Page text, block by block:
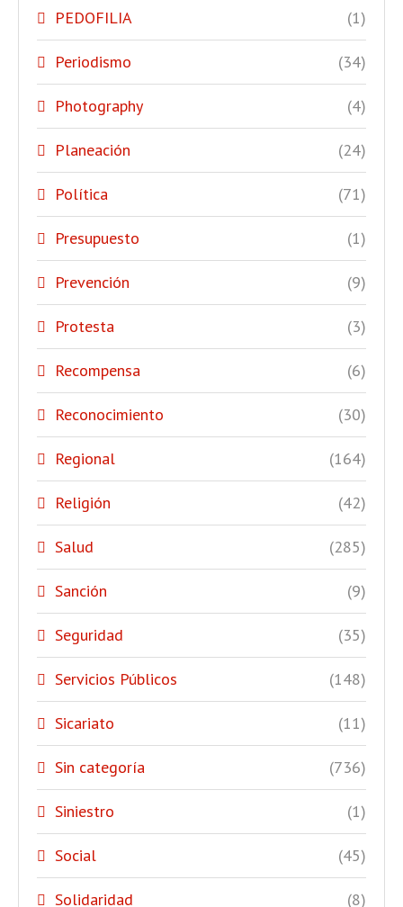
PEDOFILIA (1)
Periodismo (34)
Photography (4)
Planeación (24)
Política (71)
Presupuesto (1)
Prevención (9)
Protesta (3)
Recompensa (6)
Reconocimiento (30)
Regional (164)
Religión (42)
Salud (285)
Sanción (9)
Seguridad (35)
Servicios Públicos (148)
Sicariato (11)
Sin categoría (736)
Siniestro (1)
Social (45)
Solidaridad (8)